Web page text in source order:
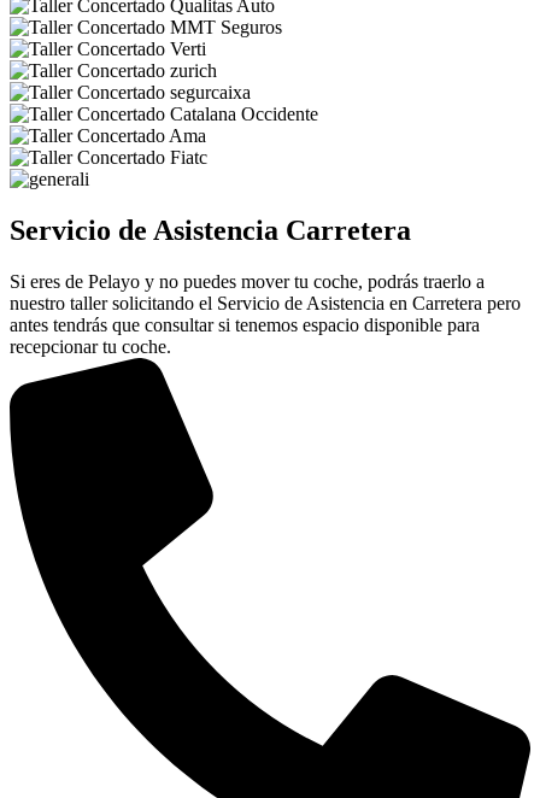
Servicio de Asistencia Carretera
Si eres de Pelayo y no puedes mover tu coche, podrás traerlo a
nuestro taller solicitando el Servicio de Asistencia en Carretera pero
antes tendrás que consultar si tenemos espacio disponible para
recepcionar tu coche.